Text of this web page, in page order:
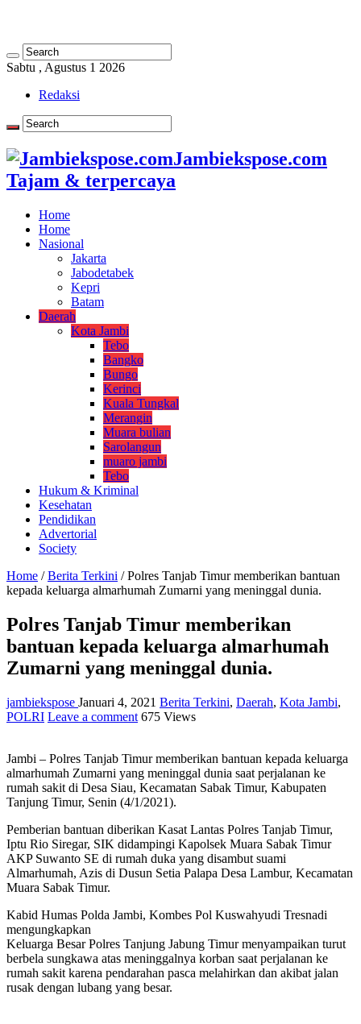
Sabtu , Agustus 1 2026
Redaksi
Jambiekspose.com
Tajam & terpercaya
Home
Home
Nasional
Jakarta
Jabodetabek
Kepri
Batam
Daerah
Kota Jambi
Tebo
Bangko
Bungo
Kerinci
Kuala Tungkal
Merangin
Muara bulian
Sarolangun
muaro jambi
Tebo
Hukum & Kriminal
Kesehatan
Pendidikan
Advertorial
Society
Home / Berita Terkini / Polres Tanjab Timur memberikan bantuan
kepada keluarga almarhumah Zumarni yang meninggal dunia.
Polres Tanjab Timur memberikan
bantuan kepada keluarga almarhumah
Zumarni yang meninggal dunia.
jambiekspose Januari 4, 2021 Berita Terkini, Daerah, Kota Jambi,
POLRI Leave a comment 675 Views
Jambi – Polres Tanjab Timur memberikan bantuan kepada keluarga
almarhumah Zumarni yang meninggal dunia saat perjalanan ke
rumah sakit di Desa Siau, Kecamatan Sabak Timur, Kabupaten
Tanjung Timur, Senin (4/1/2021).
Pemberian bantuan diberikan Kasat Lantas Polres Tanjab Timur,
Iptu Rio Siregar, SIK didampingi Kapolsek Muara Sabak Timur
AKP Suwanto SE di rumah duka yang disambut suami
Almarhumah, Azis di Dusun Setia Palapa Desa Lambur, Kecamatan
Muara Sabak Timur.
Kabid Humas Polda Jambi, Kombes Pol Kuswahyudi Tresnadi
mengungkapkan
Keluarga Besar Polres Tanjung Jabung Timur menyampaikan turut
berbela sungkawa atas meninggalnya korban saat perjalanan ke
rumah sakit karena pendarahan pasca melahirkan dan akibat jalan
rusak dengan lubang yang besar.